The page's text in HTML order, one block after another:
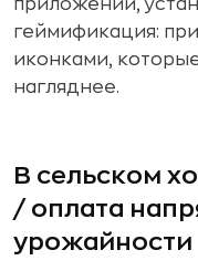
приложений,
геймификация:
иконками,
нагляднее.
В сельском
/ оплата
урожайности